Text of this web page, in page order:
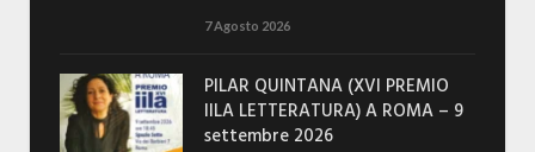
7 Agosto 2026
PILAR QUINTANA (XVI PREMIO
IILA LETTERATURA) A ROMA – 9
settembre 2026